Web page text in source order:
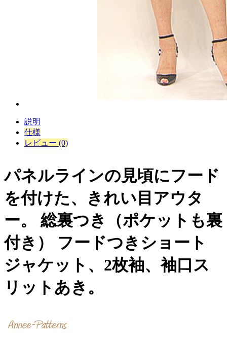
説明
仕様
レビュー (0)
パネルラインの見頃にフード
を付けた、きれい目アウタ
ー。 総裏つき（ポケットも裏
付き） フードつきショート
ジャケット、2枚袖、袖口ス
リットあき。